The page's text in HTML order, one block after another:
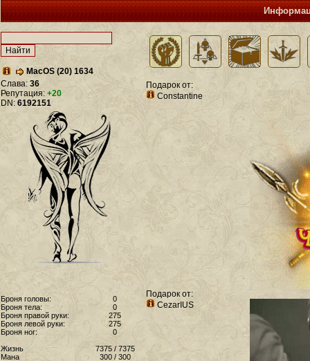
MacOS (20) 1634
Слава: 36
Репутация: +20
DN: 6192151
Броня головы:
0
Броня тела:
0
Броня правой руки:
275
Броня левой руки:
275
Броня ног:
0
Жизнь
7375 / 7375
Мана
300 / 300
Подарок от:
Constantine
Подарок от:
CezarIUS